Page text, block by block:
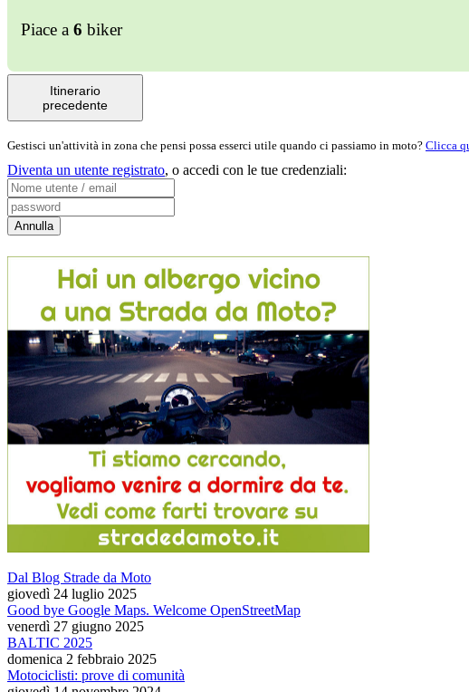
Piace a 6 biker
Itinerario
precedente
Gestisci un'attività in zona che pensi possa esserci utile quando ci passiamo in moto? Clicca
Diventa un utente registrato, o accedi con le tue credenziali:
Dal Blog Strade da Moto
giovedì 24 luglio 2025
Good bye Google Maps. Welcome OpenStreetMap
venerdì 27 giugno 2025
BALTIC 2025
domenica 2 febbraio 2025
Motociclisti: prove di comunità